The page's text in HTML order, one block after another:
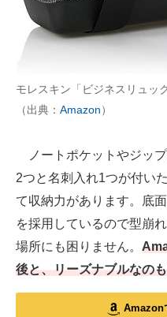
モレスキン「ビジネスリュッ
（出典： Amazon）
ノートポケットやジッ
2つと名刺入れ1つが付い
て収納力があります。底
を採用しているので型崩
場所にも困りません。
後と、リーズナブルなの
Amazon